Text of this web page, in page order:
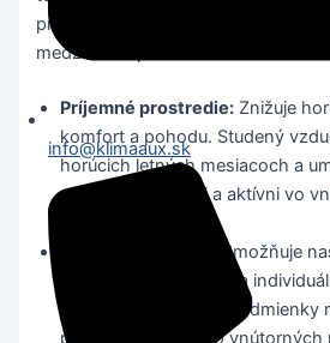
info@klimaaux.sk
prvok v modernej dobe a prináša
medzi ktoré patria:
Príjemné prostredie: Znižuje
komfort a pohodu. Studený
horúcich letných mesiacoch a
zostať produktívni a aktívni vo
Umožňuje
vo vnútri budovy podľa
ohľadu na vonkajšie podmienky
pohodlnú teplotu vo vnútorných